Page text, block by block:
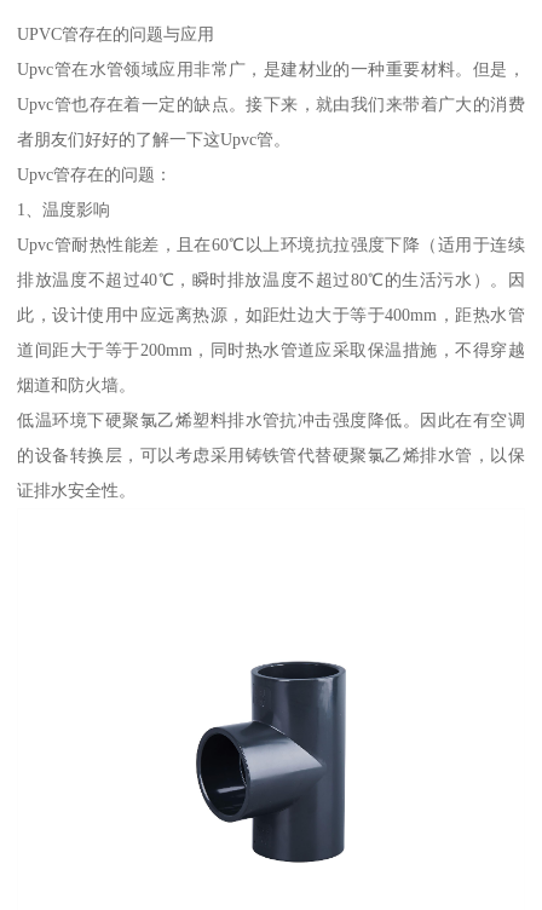
UPVC管存在的问题与应用
Upvc管在水管领域应用非常广，是建材业的一种重要材料。但是，
Upvc管也存在着一定的缺点。接下来，就由我们来带着广大的消费
者朋友们好好的了解一下这Upvc管。
Upvc管存在的问题：
1、温度影响
Upvc管耐热性能差，且在60℃以上环境抗拉强度下降（适用于连续
排放温度不超过40℃，瞬时排放温度不超过80℃的生活污水）。因
此，设计使用中应远离热源，如距灶边大于等于400mm，距热水管
道间距大于等于200mm，同时热水管道应采取保温措施，不得穿越
烟道和防火墙。
低温环境下硬聚氯乙烯塑料排水管抗冲击强度降低。因此在有空调
的设备转换层，可以考虑采用铸铁管代替硬聚氯乙烯排水管，以保
证排水安全性。